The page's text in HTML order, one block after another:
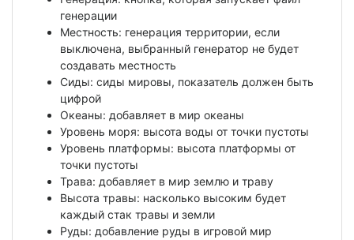
генерации
Местность: генерация территории, если
выключена, выбранный генератор не будет
создавать местность
Сиды: сиды мировы, показатель должен быть
цифрой
Океаны: добавляет в мир океаны
Уровень моря: высота воды от точки пустоты
Уровень платформы: высота платформы от
точки пустоты
Трава: добавляет в мир землю и траву
Высота травы: насколько высоким будет
каждый стак травы и земли
Руды: добавление руды в игровой мир